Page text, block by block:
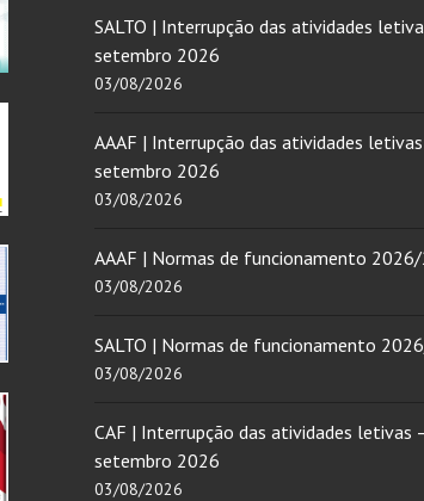
SALTO | Interrupção das atividades
setembro 2026
03/08/2026
AAAF | Interrupção das atividades
setembro 2026
03/08/2026
AAAF | Normas de funcionamento
03/08/2026
SALTO | Normas de funcionamento
03/08/2026
CAF | Interrupção das atividades letivas
setembro 2026
03/08/2026